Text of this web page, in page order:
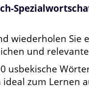
wiederholen Sie
und
usbekische
ideal zum Lernen